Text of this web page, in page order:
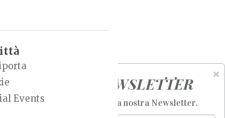
NEWSLETTER
Iscriviti alla nostra Newsletter.
Events